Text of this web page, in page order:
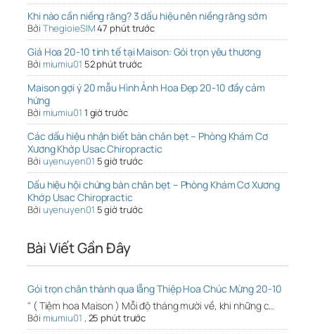
Khi nào cần niềng răng? 3 dấu hiệu nên niềng răng sớm
Bởi ThegioieSIM47 phút trước
Giá Hoa 20-10 tinh tế tại Maison: Gói trọn yêu thương
Bởi miumiu01 52 phút trước
Maison gợi ý 20 mẫu Hình Ảnh Hoa Đẹp 20-10 đầy cảm
hứng
Bởi miumiu01 1 giờ trước
Các dấu hiệu nhận biết bàn chân bẹt – Phòng Khám Cơ
Xương Khớp Usac Chiropractic
Bởi uyenuyen01 5 giờ trước
Dấu hiệu hội chứng bàn chân bẹt – Phòng Khám Cơ Xương
Khớp Usac Chiropractic
Bởi uyenuyen01 5 giờ trước
Bài Viết Gần Đây
Gói trọn chân thành qua lẵng Thiệp Hoa Chúc Mừng 20-10
" ( Tiệm hoa Maison ) Mỗi độ tháng mười về, khi những c…
Bởi miumiu01 , 25 phút trước